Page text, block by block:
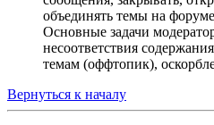
объединять темы на
Основные задачи
несоответствия
темам (оффтопик),
Вернуться к началу